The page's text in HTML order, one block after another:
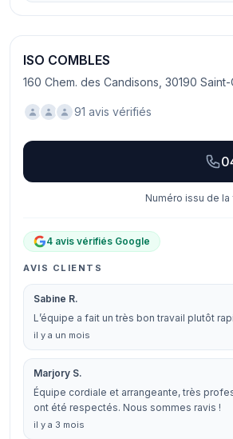
ISO COMBLES
160 Chem. des Candisons, 30190
91 avis vérifiés
Numéro issu de
4 avis vérifiés Google
AVIS CLIENTS
Sabine R.
L’équipe a fait un très bon travail plutôt
il y a un mois
Marjory S.
Équipe cordiale et arrangeante, très
ont été respectés. Nous sommes ravis !
il y a 3 mois